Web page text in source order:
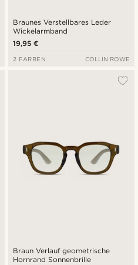
Braunes Verstellbares Leder
Wickelarmband
19,95 €
2 FARBEN COLLIN ROWE
Braun Verlauf geometrische
Hornrand Sonnenbrille